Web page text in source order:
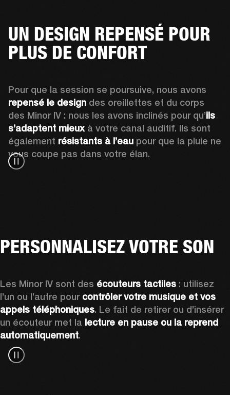
UN DESIGN REPENSÉ POUR
PLUS DE CONFORT
repensé le design des oreillettes et du corps
des Minor IV : nous les avons inclinés pour qu’ils
s’adaptent mieux à votre canal auditif. Ils sont
également résistants à l’eau pour que la pluie ne
vous coupe pas dans votre élan.
PERSONNALISEZ VOTRE SON
Les Minor IV sont des écouteurs tactiles : utilisez
l’un ou l’autre pour contrôler votre musique et vos
appels téléphoniques. Le fait de retirer ou d’insérer
un écouteur met la lecture en pause ou la reprend
automatiquement.